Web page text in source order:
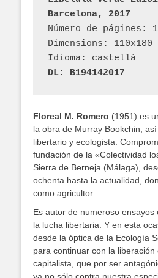
Barcelona, 2017
Número de págines:
Dimensions: 110x180
Idioma: castellà
DL: B194142017
Floreal M. Romero (1951) es
la obra de Murray Bookchin,
libertario y ecologista.
fundación de la «Colectividad
Sierra de Berneja (Málaga),
ochenta hasta la actualidad,
como agricultor.
Es autor de numeroso ensayos
la lucha libertaria. Y en esta
desde la óptica de la Ecología
para continuar con la liberación
capitalista, que por ser
ya no sólo contra nuestra